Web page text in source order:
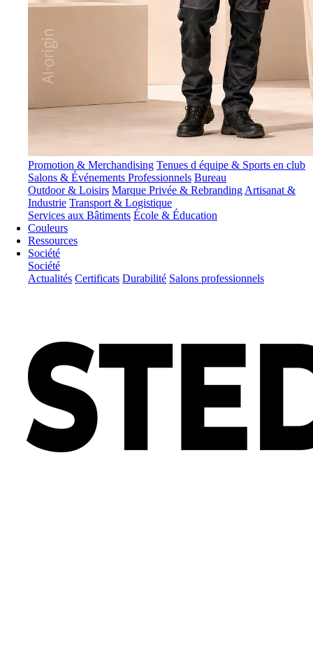
Promotion & Merchandising Tenues d équipe & Sports en club
Salons & Événements Professionnels Bureau
Outdoor & Loisirs Marque Privée & Rebranding Artisanat &
Industrie Transport & Logistique
Services aux Bâtiments École & Éducation
Couleurs
Ressources
Société
Société
Actualités Certificats Durabilité Salons professionnels